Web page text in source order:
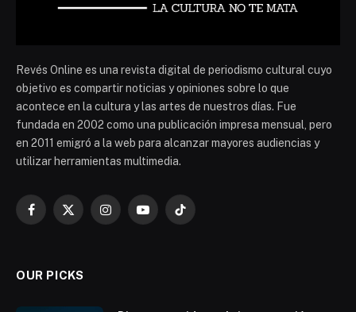
Revés Online es una revista digital de periodismo cultural cuyo
objetivo es compartir noticias y opiniones sobre lo que
acontece en la cultura y las artes de nuestros días. Fue
fundada en 2002 como una publicación impresa mensual, pero
en 2011 emigró a la web para alcanzar mayores audiencias y
utilizar herramientas multimedia.
Facebook
X
InstagramYouTubeTikTok
OUR PICKS